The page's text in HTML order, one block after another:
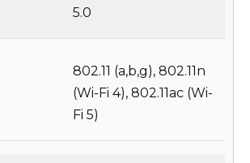
5.0
802.11 (a,b,g), 802.11n
(Wi-Fi 4), 802.11ac (Wi-
Fi 5)